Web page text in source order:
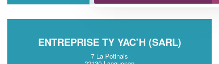
ENTREPRISE TY YAC’H (SARL)
7 La Potinais